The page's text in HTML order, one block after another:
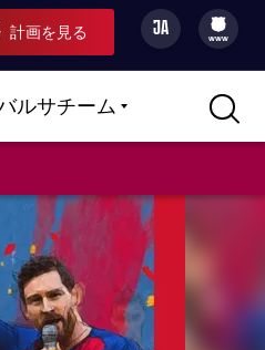
計画を見る JA
filled-badge
www
ルサチームLABEL.ARIA.CARETDOWN